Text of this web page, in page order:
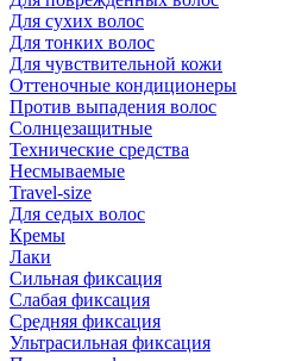
Для сухих волос
Для тонких волос
Для чувствительной кожи
Оттеночные кондиционеры
Против выпадения волос
Солнцезащитные
Технические средства
Несмываемые
Travel-size
Для седых волос
Кремы
Лаки
Сильная фиксация
Слабая фиксация
Средняя фиксация
Ультрасильная фиксация